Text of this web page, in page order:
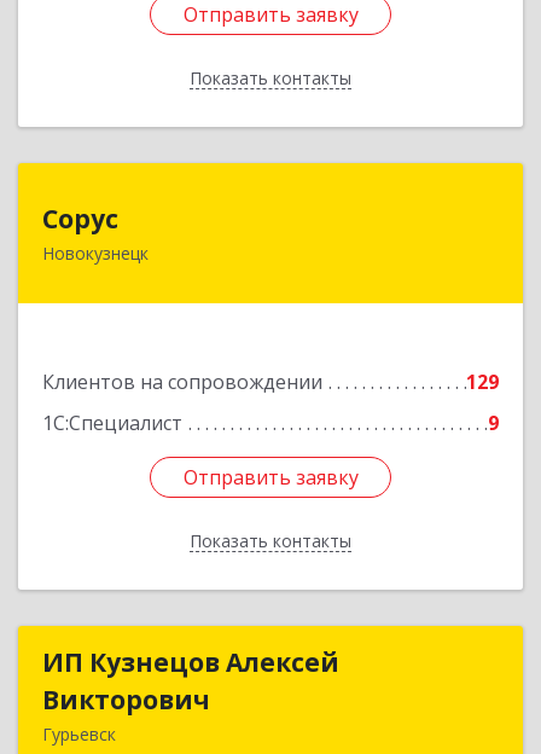
Отправить заявку
Показать контакты
Отправить заявку
Назад
Сорус
Новокузнецк
Клиентов на сопровождении
129
1С:Специалист
9
Отправить заявку
Показать контакты
654005, Кемеровская область - Кузбасс,
Подробнее
Отправить заявку
Назад
ИП Кузнецов Алексей
Викторович
Гурьевск
ИП Кузнецов Алексей